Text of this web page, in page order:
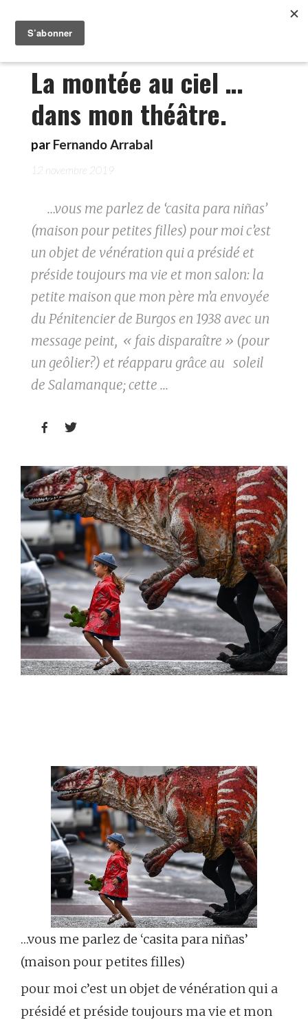
La montée au ciel …
dans mon théâtre.
par Fernando Arrabal
12 novembre 2019
…vous me parlez de ‘casita para niñas’
(maison pour petites filles) pour moi c’est
un objet de vénération qui a présidé et
préside toujours ma vie et mon salon: la
petite maison que mon père m’a envoyée
du Pénitencier de Burgos en 1938 avec un
message peint, « fais disparaître » (pour
un geôlier?) et réapparu grâce au soleil
de Salamanque; cette ...
 
…vous me parlez de ‘casita para niñas’
(maison pour petites filles)
pour moi c’est un objet de vénération qui a
présidé et préside toujours ma vie et mon